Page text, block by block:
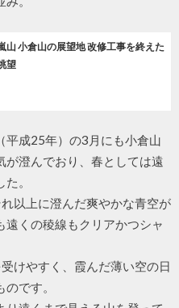
山 小倉山の展望地 改修工事を終えた
望
平成25年）の3月にも小倉山
が澄んでおり、春としては遠
。
以上に澄んだ爽やかな青空が
くの稜線もクリアかつシャ
けやすく、霞んだ薄い空の日
です。